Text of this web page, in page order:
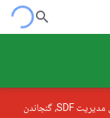
برای ساده‌سازی مدیریت SDF، گنجاندن